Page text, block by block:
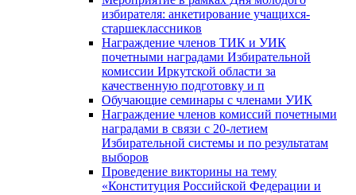
избирателя: анкетирование учащихся-
старшеклассников
Награждение членов ТИК и УИК
почетными наградами Избирательной
комиссии Иркутской области за
качественную подготовку и п
Обучающие семинары с членами УИК
Награждение членов комиссий почетными
наградами в связи с 20-летием
Избирательной системы и по результатам
выборов
Проведение викторины на тему
«Конституция Российской Федерации и